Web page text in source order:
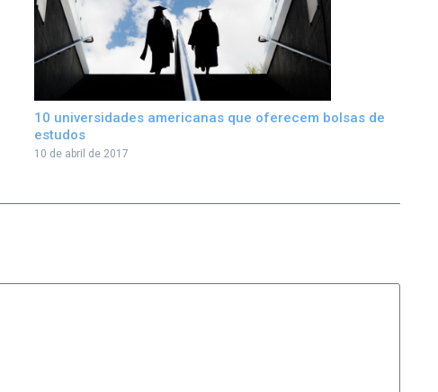
10 universidades americanas que oferecem bolsas de
estudos
10 de abril de 2017